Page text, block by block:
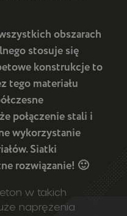
konstrukcje to
połączenie stali i
wykorzystanie
Siatki
rozwiązanie! 🙂
w takich
naprężenia
duże naprężenia
tego typu
która pod wpływem
lub karbonalizacji